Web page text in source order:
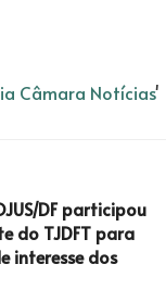
Câmara Notícias'
DF participou
do TJDFT para
interesse dos